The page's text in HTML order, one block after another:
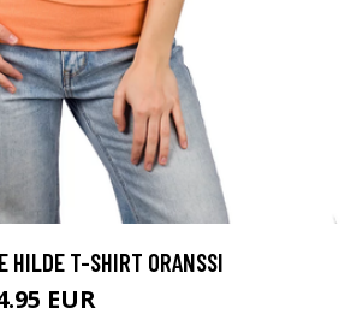
HILDE T-SHIRT ORANSSI
EUR